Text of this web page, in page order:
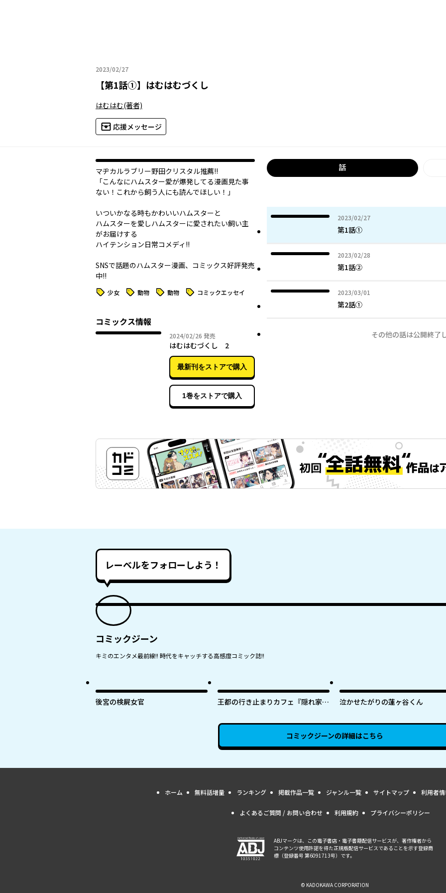
2023/02/27
2023年02月27日
【第1話①】 はむはむづくし
はむはむ(著者)
応援メッセージ
マヂカルラブリー野田クリスタル推薦!!
「こんなにハムスター愛が爆発してる漫画見た事
ない！これから飼う人にも読んでほしい！」
いついかなる時もかわいいハムスターと
ハムスターを愛しハムスターに愛されたい飼い主
がお届けする
ハイテンション日常コメディ!!
SNSで話題のハムスター漫画、コミックス好評発売
中!!
タグ 少女 タグ 動物 タグ 動物 タグ コミックエッセイ
コミックス情報
2024/02/26 2024年02月26日
発売
はむはむづくし 2
最新刊をストアで購入
1巻をストアで購入
話
2023/02/27
2023年02月27日
第1話①
2023/02/28
2023年02月28日
第1話②
2023/03/01
2023年03月01日
第2話①
その他の話は公開終了
レーベルをフォローしよう！
コミックジーン
キミのエンタメ最前線!! 時代をキャッチする高感度コミック誌!!
後宮の検屍女官
王都の行き止まりカフェ『隠れ家』
に筆頭文官様がくつろぎに来ます～
泣かせたがりの蓮ヶ谷くん
コミックジーンの詳細はこちら
ホーム 無料話増量 ランキング 掲載作品一覧 ジャンル一覧 サイトマップ 利用者
よくあるご質問 / お問い合わせ 利用規約 プライバシーポリシー
ABJマークは、この電子書店・電子書籍配信サービスが、著作権者から
コンテンツ使用許諾を得た正規版配信サービスであることを示す登録商
標（登録番号 第6091713号）です。
© KADOKAWA CORPORATION